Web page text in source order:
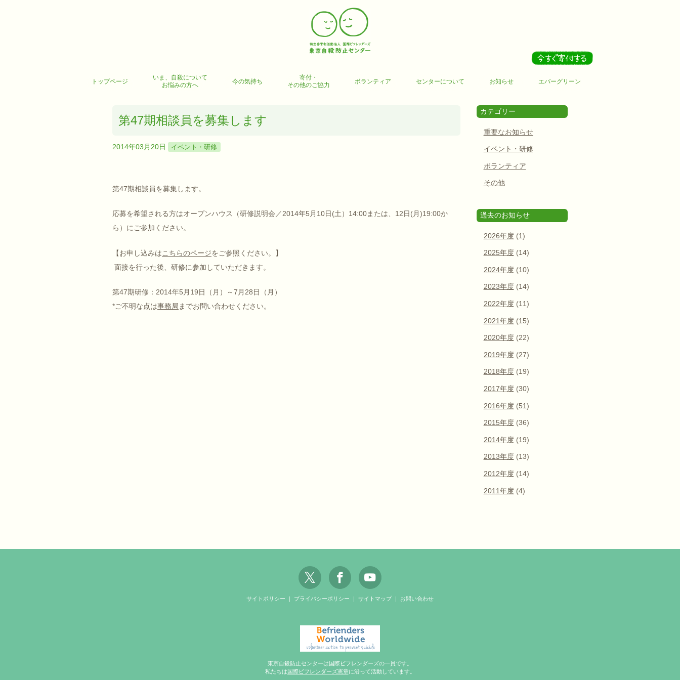
トップページ
いま、自殺について
お悩みの方へ
今の気持ち
寄付・
その他のご協力
ボランティア センターについて お知らせ エバーグリーン
第47期相談員を募集します
2014年03月20日 イベント・研修
第47期相談員を募集します。
応募を希望される方はオープンハウス（研修説明会／2014年5月10日(土）14:00または、12日(月)19:00か
ら）にご参加ください。
【お申し込みはこちらのページをご参照ください。】
面接を行った後、研修に参加していただきます。
第47期研修：2014年5月19日（月）～7月28日（月）
*ご不明な点は事務局までお問い合わせください。
カテゴリー
重要なお知らせ
イベント・研修
ボランティア
その他
過去のお知らせ
2026年度(1)
2025年度(14)
2024年度(10)
2023年度(14)
2022年度(11)
2021年度(15)
2020年度(22)
2019年度(27)
2018年度(19)
2017年度(30)
2016年度(51)
2015年度(36)
2014年度(19)
2013年度(13)
2012年度(14)
2011年度(4)
サイトポリシー ｜ プライバシーポリシー ｜ サイトマップ｜ お問い合わせ
東京自殺防止センターは国際ビフレンダーズの一員です。
私たちは 国際ビフレンダーズ憲章に沿って活動しています。